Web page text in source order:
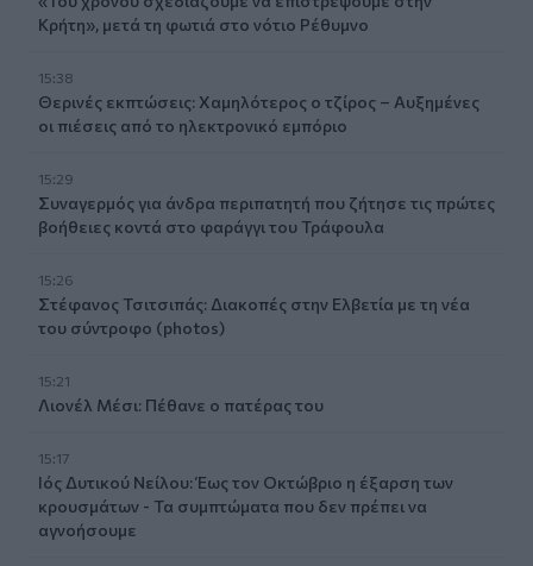
Κρήτη», μετά τη φωτιά στο νότιο Ρέθυμνο
15:38
Θερινές εκπτώσεις: Χαμηλότερος ο τζίρος – Αυξημένες
οι πιέσεις από το ηλεκτρονικό εμπόριο
15:29
Συναγερμός για άνδρα περιπατητή που ζήτησε τις πρώτες
βοήθειες κοντά στο φαράγγι του Τράφουλα
15:26
Στέφανος Τσιτσιπάς: Διακοπές στην Ελβετία με τη νέα
του σύντροφο (photos)
15:21
Λιονέλ Μέσι: Πέθανε ο πατέρας του
15:17
Ιός Δυτικού Νείλου: Έως τον Οκτώβριο η έξαρση των
κρουσμάτων - Τα συμπτώματα που δεν πρέπει να
αγνοήσουμε